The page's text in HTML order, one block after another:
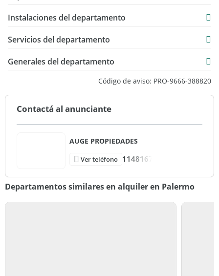
Para los casos de alquiler de vivienda, el monto máximo de
comisión que se le puede requerir a los propietarios será el
equivalente al cuatro con quince centésimos por ciento
(4,15%) del valor total del respectivo contrato. "
Alquiler
USD 3.500
4 m2
126 m2
Instalaciones del departamento
Servicios del departamento
Generales del departamento
Código de aviso: PRO-9666-388820
Contactá al anunciante
AUGE PROPIEDADES
Ver teléfono 1148167
Departamentos similares en alquiler en Palermo